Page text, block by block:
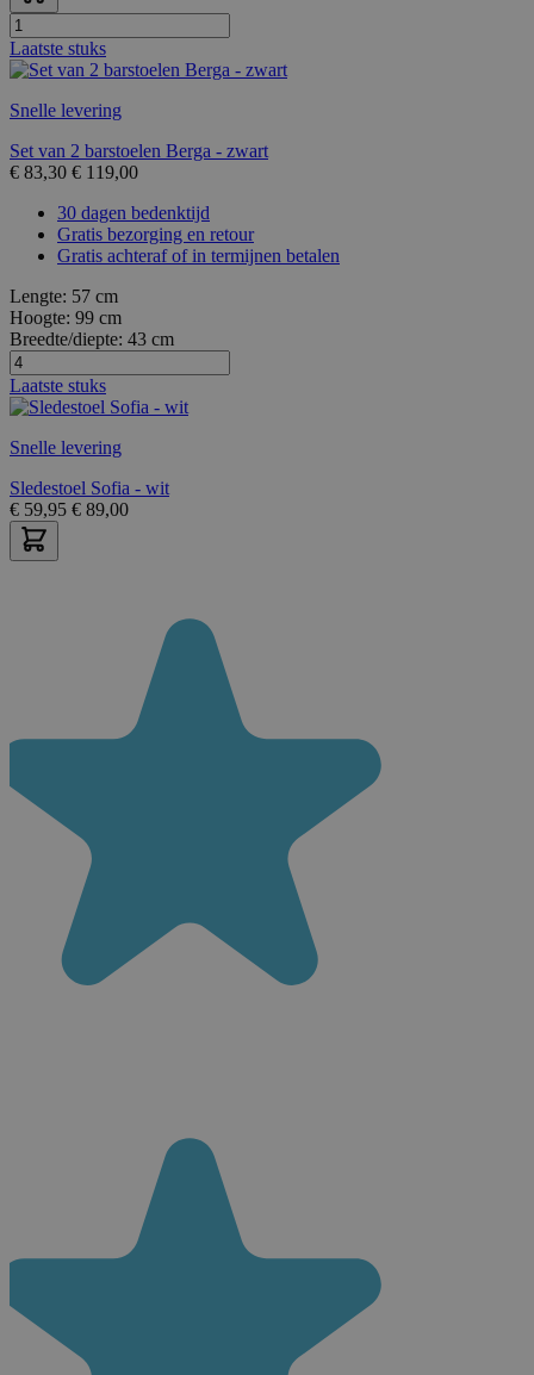
Laatste stuks
Snelle levering
Set van 2 barstoelen Berga - zwart
€ 83,30 € 119,00
30 dagen bedenktijd
Gratis bezorging en retour
Gratis achteraf of in termijnen betalen
Lengte: 57 cm
Hoogte: 99 cm
Breedte/diepte: 43 cm
Laatste stuks
Snelle levering
Sledestoel Sofia - wit
€ 59,95 € 89,00